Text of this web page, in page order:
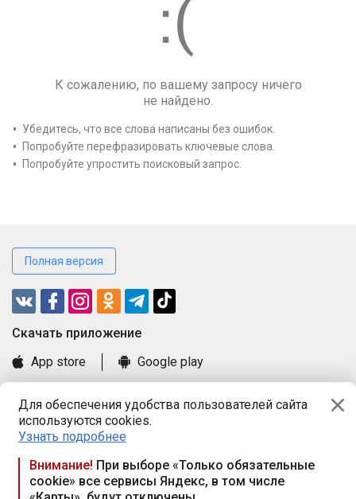
Для обеспечения удобства пользователей сайта
используются cookies.
Узнать подробнее
Внимание! При выборе «Только обязательные
cookie» все сервисы Яндекс, в том числе
К сожалению, по вашему запросу ничего
не найдено.
Убедитесь, что все слова написаны без ошибок.
Попробуйте перефразировать ключевые слова.
Попробуйте упростить поисковый запрос.
Полная версия
Cкачать приложение
App store
Google play
Книга замечаний и предложений
Правила и документы
Praca.by © 2000—2026, ООО «ПРАЦА БАЙ»
Республика Беларусь, 220114, г. Минск, пр-т Независимости
117а, пом. № 9.